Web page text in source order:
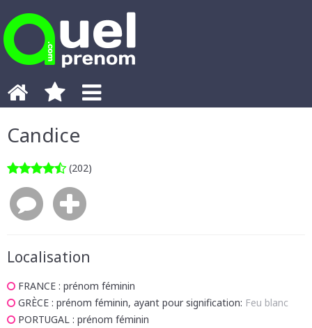
Candice
(202)
Localisation
FRANCE : prénom féminin
GRÈCE : prénom féminin, ayant pour signification: Feu blanc
PORTUGAL : prénom féminin